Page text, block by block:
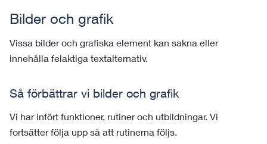
Bilder och grafik
Vissa bilder och grafiska element kan sakna eller
innehålla felaktiga textalternativ.
Så förbättrar vi bilder och grafik
Vi har infört funktioner, rutiner och utbildningar. Vi
fortsätter följa upp så att rutinerna följs.